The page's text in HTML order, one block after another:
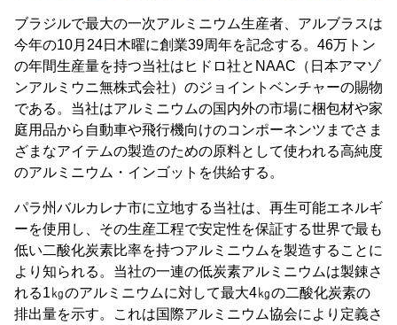
ブラジルで最大の一次アルミニウム生産者、アルブラスは
今年の10月24日木曜に創業39周年を記念する。46万トン
の年間生産量を持つ当社はヒドロ社とNAAC（日本アマゾ
ンアルミウニ無株式会社）のジョイントベンチャーの賜物
である。当社はアルミニウムの国内外の市場に梱包材や家
庭用品から自動車や飛行機向けのコンポーネンツまでさま
ざまなアイテムの製造のための原料として使われる高純度
のアルミニウム・インゴットを供給する。
パラ州バルカレナ市に立地する当社は、再生可能エネルギ
ーを使用し、その生産工程で安定性を保証する世界で最も
低い二酸化炭素比率を持つアルミニウムを製造することに
より知られる。当社の一連の低炭素アルミニウムは製錬さ
れる1㎏のアルミニウムに対して最大4㎏の二酸化炭素の
排出量を示す。これは国際アルミニウム協会により定義さ